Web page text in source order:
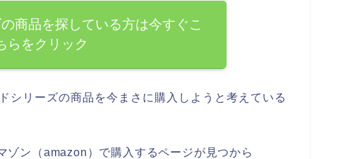
商品を探している方は今すぐこ
らをクリック
シリーズの商品を今まさに購入しようと考えている
ゾン（amazon）で購入するページが見つから